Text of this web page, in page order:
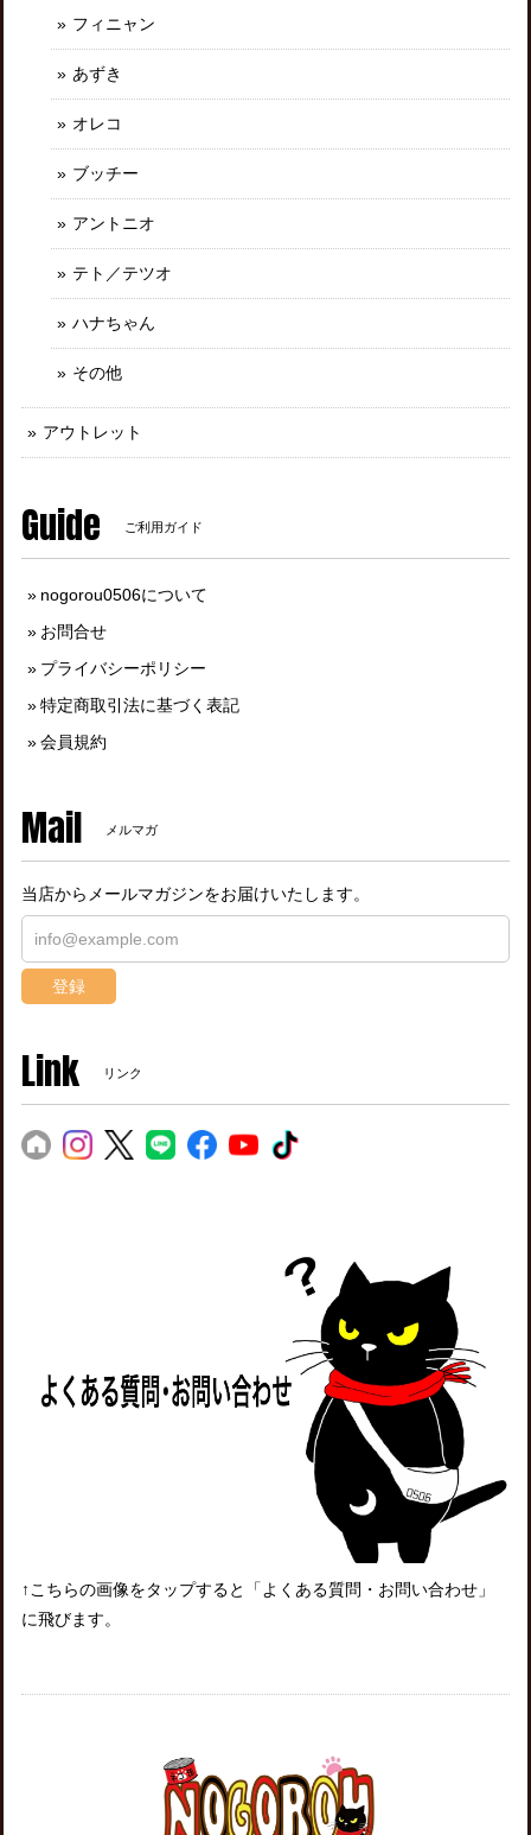
フィニャン
あずき
オレコ
ブッチー
アントニオ
テト／テツオ
ハナちゃん
その他
アウトレット
Guide ご利用ガイド
nogorou0506について
お問合せ
プライバシーポリシー
特定商取引法に基づく表記
会員規約
Mail メルマガ
当店からメールマガジンをお届けいたします。
登録
Link リンク
↑こちらの画像をタップすると「よくある質問・お問い合わせ」
に飛びます。